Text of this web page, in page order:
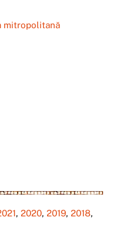
mitropolitană
,2020,2019,2018,